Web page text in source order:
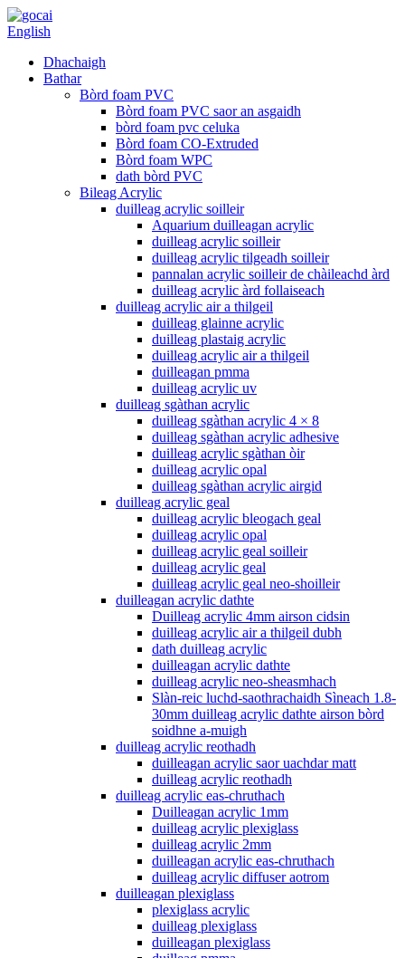
English
Dhachaigh
Bathar
Bòrd foam PVC
Bòrd foam PVC saor an asgaidh
bòrd foam pvc celuka
Bòrd foam CO-Extruded
Bòrd foam WPC
dath bòrd PVC
Bileag Acrylic
duilleag acrylic soilleir
Aquarium duilleagan acrylic
duilleag acrylic soilleir
duilleag acrylic tilgeadh soilleir
pannalan acrylic soilleir de chàileachd àrd
duilleag acrylic àrd follaiseach
duilleag acrylic air a thilgeil
duilleag glainne acrylic
duilleag plastaig acrylic
duilleag acrylic air a thilgeil
duilleagan pmma
duilleag acrylic uv
duilleag sgàthan acrylic
duilleag sgàthan acrylic 4 × 8
duilleag sgàthan acrylic adhesive
duilleag acrylic sgàthan òir
duilleag acrylic opal
duilleag sgàthan acrylic airgid
duilleag acrylic geal
duilleag acrylic bleogach geal
duilleag acrylic opal
duilleag acrylic geal soilleir
duilleag acrylic geal
duilleag acrylic geal neo-shoilleir
duilleagan acrylic dathte
Duilleag acrylic 4mm airson cidsin
duilleag acrylic air a thilgeil dubh
dath duilleag acrylic
duilleagan acrylic dathte
duilleag acrylic neo-sheasmhach
Slàn-reic luchd-saothrachaidh Sìneach 1.8-
30mm duilleag acrylic dathte airson bòrd
soidhne a-muigh
duilleag acrylic reothadh
duilleagan acrylic saor uachdar matt
duilleag acrylic reothadh
duilleag acrylic eas-chruthach
Duilleagan acrylic 1mm
duilleag acrylic plexiglass
duilleag acrylic 2mm
duilleagan acrylic eas-chruthach
duilleag acrylic diffuser aotrom
duilleagan plexiglass
plexiglass acrylic
duilleag plexiglass
duilleagan plexiglass